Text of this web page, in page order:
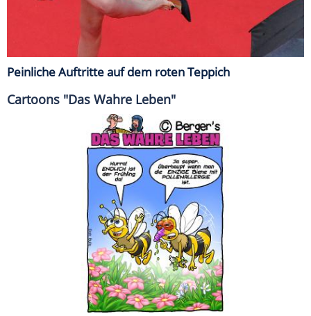
Peinliche Auftritte auf dem roten Teppich
Cartoons "Das Wahre Leben"